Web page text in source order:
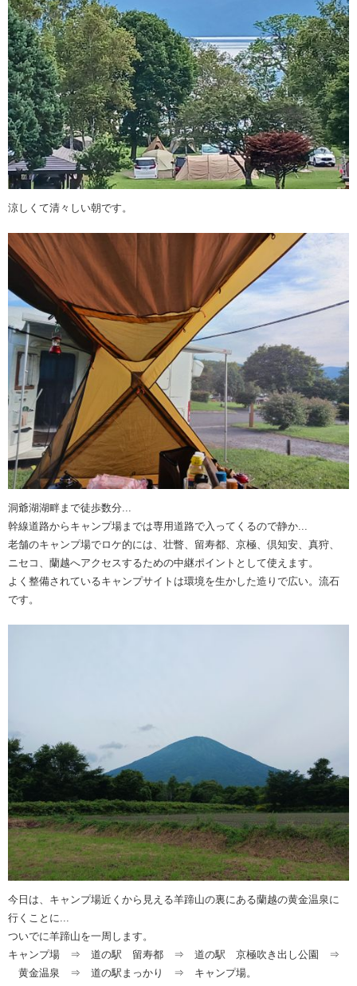
涼しくて清々しい朝です。
洞爺湖湖畔まで徒歩数分...
幹線道路からキャンプ場までは専用道路で入ってくるので静か...
老舗のキャンプ場でロケ的には、壮瞥、留寿都、京極、倶知安、真狩、
ニセコ、蘭越へアクセスするための中継ポイントとして使えます。
よく整備されているキャンプサイトは環境を生かした造りで広い。流石
です。
今日は、キャンプ場近くから見える羊蹄山の裏にある蘭越の黄金温泉に
行くことに...
ついでに羊蹄山を一周します。
キャンプ場 ⇒ 道の駅 留寿都 ⇒ 道の駅 京極吹き出し公園 ⇒
黄金温泉 ⇒ 道の駅まっかり ⇒ キャンプ場。